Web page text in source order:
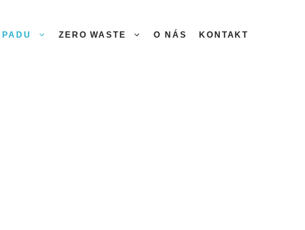
ZERO WASTE O NÁS KONTAKT